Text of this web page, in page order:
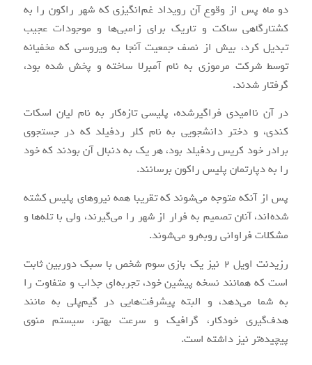
دو ماه پس از وقوع آن رویداد غم‌انگیزی که شهر راکون را به
کشتارگاهی ساکت و تاریک برای زامبی‌ها و موجودات عجیب
تبدیل کرد، بیش از نصف جمعیت آنجا به ویروسی که مخفیانه
توسط شرکت مرموزی به نام آمبرلا ساخته و پخش شده بود،
گرفتار شدند.
در آن ناامیدی فراگیرشده، پلیسی تازه‌کار به نام لیان اسکات
کندی، و دختر دانشجویی به نام کلر ردفیلد که در جستجوی
برادر خود کریس ردفیلد بود، هر یک به دنبال آن بودند که خود
را به دپارتمان پلیس راکون برسانند.
پس از آنکه متوجه می‌شوند که تقریبا همه نیروهای پلیس کشته
شده‌اند، آنان تصمیم به فرار از شهر را می‌گیرند، ولی با تله‌ها و
مشکلات فراوانی روبه‌رو می‌شوند.
رزیدنت اویل ۲ نیز یک بازی سوم شخص با سبک دوربین ثابت
است که همانند نسخه پیشین خود، تجربه‌ای جذاب و متفاوت را
به شما می‌دهد، و البته پیشرفت‌هایی در گیم‌پلی به مانند
هدف‌گیری خودکار، گرافیک و سرعت بهتر، سیستم منوی
پیچیده‌تر نیز داشته است.